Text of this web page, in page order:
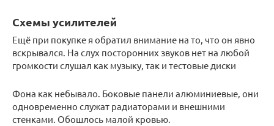
Схемы усилителей
Ещё при покупке я обратил внимание на то, что он явно
вскрывался. На слух посторонних звуков нет на любой
громкости слушал как музыку, так и тестовые диски
Фона как небывало. Боковые панели алюминиевые, они
одновременно служат радиаторами и внешними
стенками. Обошлось малой кровью.